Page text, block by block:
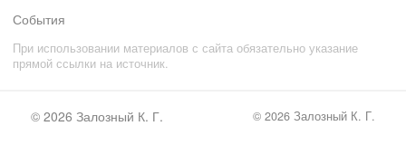
События
При использовании материалов с сайта обязательно указание
прямой ссылки на источник.
© 2026 Залозный К. Г. © 2026 Залозный К. Г.